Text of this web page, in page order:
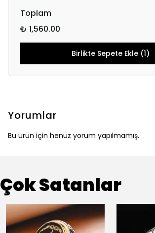
Toplam
₺ 1,560.00
Birlikte Sepete Ekle (1)
Yorumlar
Bu ürün için henüz yorum yapılmamış.
Çok Satanlar